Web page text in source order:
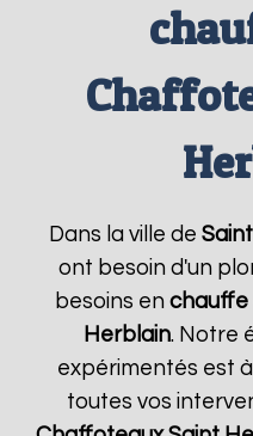
Dans la ville de
ont besoin d'un
besoins en chauffe
Herblain. Notre
expérimentés est
toutes vos